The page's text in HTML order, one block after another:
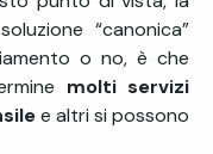
“canonica”
o no, è che
molti servizi
e altri si possono